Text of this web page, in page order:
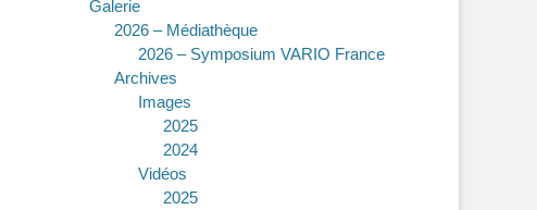
Galerie
2026 – Médiathèque
2026 – Symposium VARIO France
Archives
Images
2025
2024
Vidéos
2025